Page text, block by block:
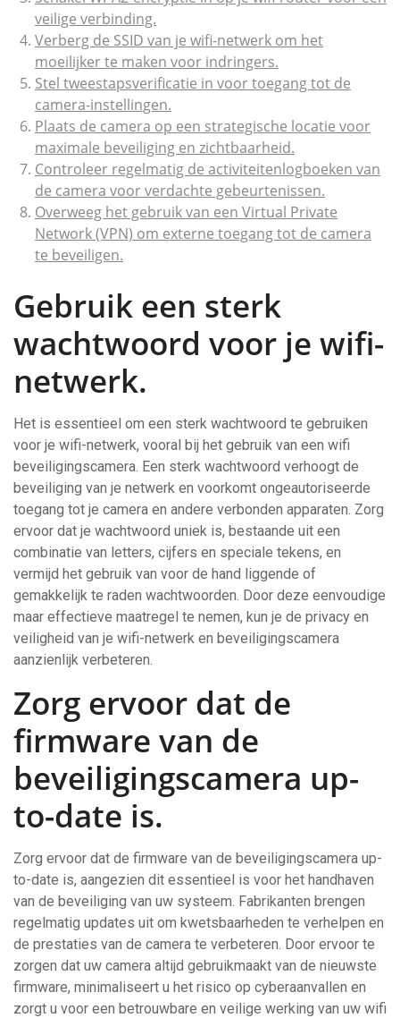
veilige verbinding.
Verberg de SSID van je wifi-netwerk om het
moeilijker te maken voor indringers.
Stel tweestapsverificatie in voor toegang tot de
camera-instellingen.
Plaats de camera op een strategische locatie voor
maximale beveiliging en zichtbaarheid.
Controleer regelmatig de activiteitenlogboeken van
de camera voor verdachte gebeurtenissen.
Overweeg het gebruik van een Virtual Private
Network (VPN) om externe toegang tot de camera
te beveiligen.
Gebruik een sterk
wachtwoord voor je wifi-
netwerk.
Het is essentieel om een sterk wachtwoord te gebruiken
voor je wifi-netwerk, vooral bij het gebruik van een wifi
beveiligingscamera. Een sterk wachtwoord verhoogt de
beveiliging van je netwerk en voorkomt ongeautoriseerde
toegang tot je camera en andere verbonden apparaten. Zorg
ervoor dat je wachtwoord uniek is, bestaande uit een
combinatie van letters, cijfers en speciale tekens, en
vermijd het gebruik van voor de hand liggende of
gemakkelijk te raden wachtwoorden. Door deze eenvoudige
maar effectieve maatregel te nemen, kun je de privacy en
veiligheid van je wifi-netwerk en beveiligingscamera
aanzienlijk verbeteren.
Zorg ervoor dat de
firmware van de
beveiligingscamera up-
to-date is.
Zorg ervoor dat de firmware van de beveiligingscamera up-
to-date is, aangezien dit essentieel is voor het handhaven
van de beveiliging van uw systeem. Fabrikanten brengen
regelmatig updates uit om kwetsbaarheden te verhelpen en
de prestaties van de camera te verbeteren. Door ervoor te
zorgen dat uw camera altijd gebruikmaakt van de nieuwste
firmware, minimaliseert u het risico op cyberaanvallen en
zorgt u voor een betrouwbare en veilige werking van uw wifi